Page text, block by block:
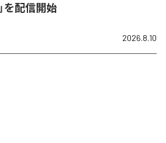
を配信開始
2026.8.10